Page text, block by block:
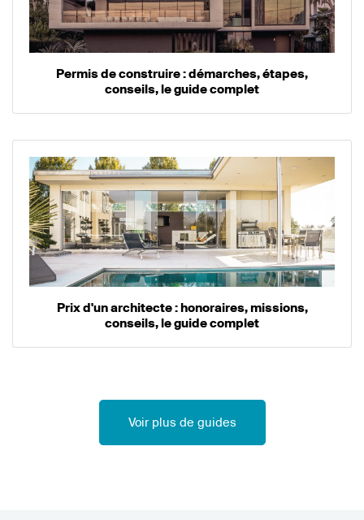
Permis de construire : démarches, étapes,
conseils, le guide complet
Prix d'un architecte : honoraires, missions,
conseils, le guide complet
Voir plus de guides